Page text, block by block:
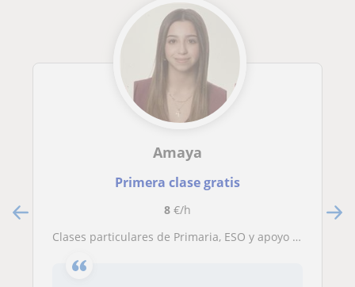
Amaya
Primera clase gratis
8€/h
Clases particulares de Primaria, ESO y apoyo para Auxiliar de Enfermería